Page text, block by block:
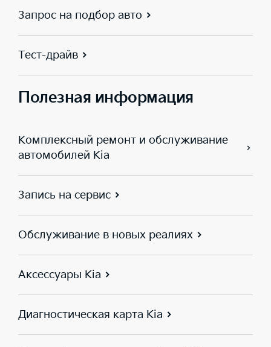
Запрос на подбор авто
Тест-драйв
Полезная информация
Комплексный ремонт и обслуживание
автомобилей Kia
Запись на сервис
Обслуживание в новых реалиях
Аксессуары Kia
Диагностическая карта Kia